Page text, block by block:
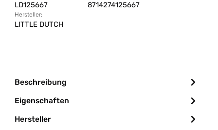
LD125667 8714274125667
Hersteller:
LITTLE DUTCH
Beschreibung
Eigenschaften
Hersteller